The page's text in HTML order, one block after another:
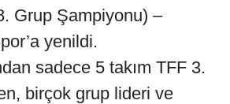
Grup Şampiyonu) –
yenildi.
sadece 5 takım TFF 3.
birçok grup lideri ve